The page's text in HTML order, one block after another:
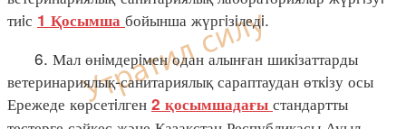
тиiс 1 Қосымша бойынша жүргiзiледi.
6. Мал өнiмдерiмен одан алынған шикiзаттарды
ветеринариялық-санитариялық сараптаудан өткiзу осы
Ережеде көрсетiлген 2 қосымшадағы стандартты